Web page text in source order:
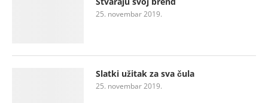
25. novembar 2019.
Slatki užitak za sva čula
25. novembar 2019.